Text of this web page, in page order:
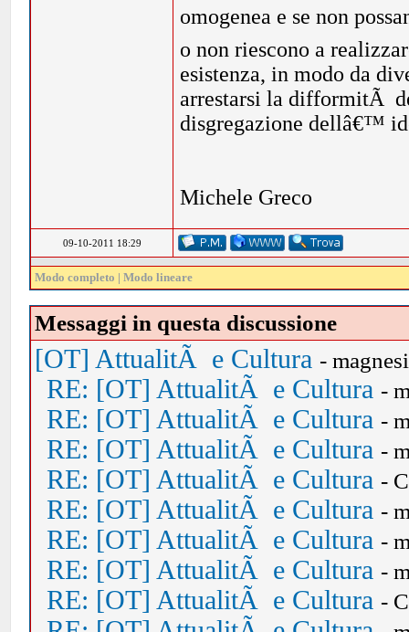
omogenea e se non
o non riescono a
esistenza, in modo da
arrestarsi la difformitÃ
disgregazione dellâ€™
Michele Greco
09-10-2011 18:29
Modo completo |Modo lineare
Messaggi in questa discussione
[OT] AttualitÃ e Cultura -
RE: [OT] AttualitÃ e Cultura -
RE: [OT] AttualitÃ e Cultura -
RE: [OT] AttualitÃ e Cultura -
RE: [OT] AttualitÃ e Cultura -
RE: [OT] AttualitÃ e Cultura -
RE: [OT] AttualitÃ e Cultura -
RE: [OT] AttualitÃ e Cultura -
RE: [OT] AttualitÃ e Cultura -